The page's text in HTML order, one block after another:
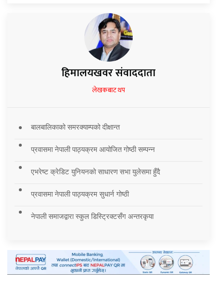
हिमालयखवर संवाददाता
लेखकबाट थप
बालबालिकाको समरक्याम्पको दीक्षान्त
प्रवासमा नेपाली पाठ्यक्रम आयोजित गोष्ठी सम्पन्न
एभरेष्ट क्रेडिट युनियनको साधारण सभा युलेसमा हुँदै
प्रवासमा नेपाली पाठ्यक्रम सुधार्न गोष्ठी
नेपाली समाजद्वारा स्कुल डिस्ट्रिक्टसँग अन्तरकृया